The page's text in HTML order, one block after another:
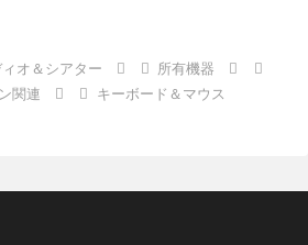
オ＆シアター
所有機器
関連 キーボード＆マウス